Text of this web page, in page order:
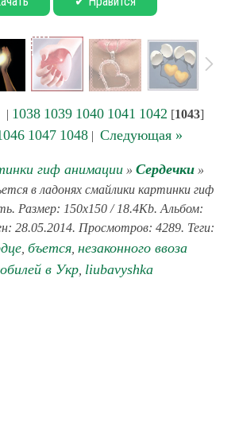
| 1038 1039 1040 1041 1042 [1043]
1047 1048| Следующая »
гиф анимации» Сердечки»
в ладонях смайлики картинки гиф
Размер: 150x150 / 18.4Kb. Альбом:
28.05.2014. Просмотров: 4289. Теги:
бъется незаконного ввоза
в Укр liubavyshka